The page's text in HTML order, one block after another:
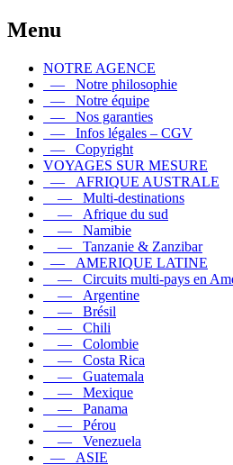
Menu
NOTRE AGENCE
— Notre philosophie
— Notre équipe
— Nos garanties
— Infos légales – CGV
— Copyright
VOYAGES SUR MESURE
— AFRIQUE AUSTRALE
— Multi-destinations
— Afrique du sud
— Namibie
— Tanzanie & Zanzibar
— AMERIQUE LATINE
— Circuits multi-pays en
— Argentine
— Brésil
— Chili
— Colombie
— Costa Rica
— Guatemala
— Mexique
— Panama
— Pérou
— Venezuela
— ASIE